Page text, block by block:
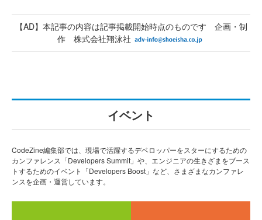
【AD】本記事の内容は記事掲載開始時点のものです 企画・制
作 株式会社翔泳社
イベント
CodeZine編集部では、現場で活躍するデベロッパーをスターにするための
カンファレンス「Developers Summit」や、エンジニアの生きざまをブース
トするためのイベント「Developers Boost」など、さまざまなカンファレ
ンスを企画・運営しています。